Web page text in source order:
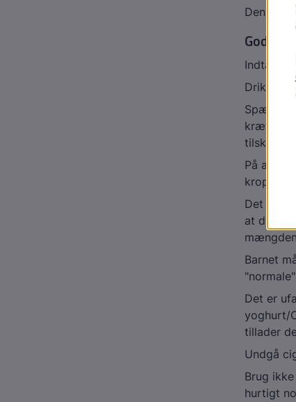
Den
Gode
Indtag
Drik
kræfter
tilskud
På
Det
at
Barnet
Det er
yoghurt/
tillader
Undgå
Brug
hurtigt